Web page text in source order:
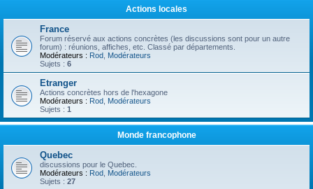
Actions locales
France
Forum réservé aux actions concrètes (les discussions sont pour un autre
forum) : réunions, affiches, etc. Classé par départements.
Modérateurs : Rod Modérateurs
Sujets : 6
Etranger
Actions concrètes hors de l'hexagone
Modérateurs : Rod Modérateurs
Sujets : 1
Monde francophone
Quebec
discussions pour le Quebec.
Modérateurs : Rod Modérateurs
Sujets : 27